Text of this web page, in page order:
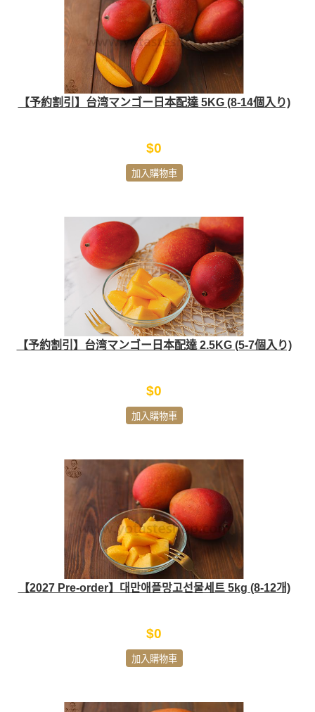
【予約割引】台湾マンゴー日本配達 5KG (8-14個入り)
$0
加入購物車
【予約割引】台湾マンゴー日本配達 2.5KG (5-7個入り)
$0
加入購物車
【2027 Pre-order】대만애플망고선물세트 5kg (8-12개)
$0
加入購物車